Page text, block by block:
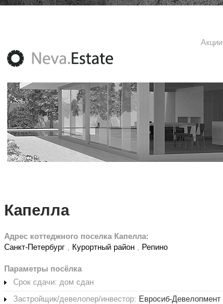
Акции
Капелла
Адрес коттеджного поселка Капелла:
Санкт-Петербург , Курортный район , Репино
Параметры посёлка
Срок сдачи: дом сдан
Застройщик/девелопер/инвестор: Евросиб-Девелопмент